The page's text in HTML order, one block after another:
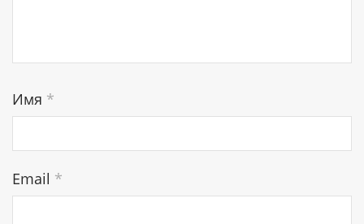
Имя *
Email *